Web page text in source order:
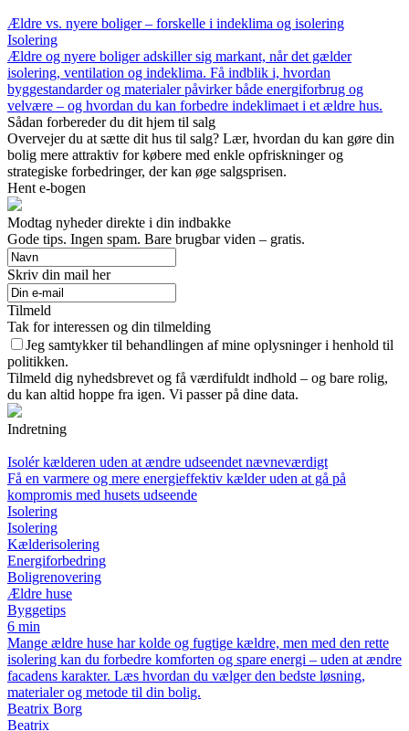
Ældre vs. nyere boliger – forskelle i indeklima og isolering
Isolering
Ældre og nyere boliger adskiller sig markant, når det gælder
isolering, ventilation og indeklima. Få indblik i, hvordan
byggestandarder og materialer påvirker både energiforbrug og
velvære – og hvordan du kan forbedre indeklimaet i et ældre hus.
Sådan forbereder du dit hjem til salg
Overvejer du at sætte dit hus til salg? Lær, hvordan du kan gøre din
bolig mere attraktiv for købere med enkle opfriskninger og
strategiske forbedringer, der kan øge salgsprisen.
Hent e-bogen
Modtag nyheder direkte i din indbakke
Gode tips. Ingen spam. Bare brugbar viden – gratis.
Skriv din mail her
Tilmeld
Tak for interessen og din tilmelding
Jeg samtykker til behandlingen af mine oplysninger i henhold til
politikken.
Tilmeld dig nyhedsbrevet og få værdifuldt indhold – og bare rolig,
du kan altid hoppe fra igen. Vi passer på dine data.
Indretning
Isolér kælderen uden at ændre udseendet nævneværdigt
Få en varmere og mere energieffektiv kælder uden at gå på
kompromis med husets udseende
Isolering
Isolering
Kælderisolering
Energiforbedring
Boligrenovering
Ældre huse
Byggetips
6 min
Mange ældre huse har kolde og fugtige kældre, men med den rette
isolering kan du forbedre komforten og spare energi – uden at ændre
facadens karakter. Læs hvordan du vælger den bedste løsning,
materialer og metode til din bolig.
Beatrix Borg
Beatrix